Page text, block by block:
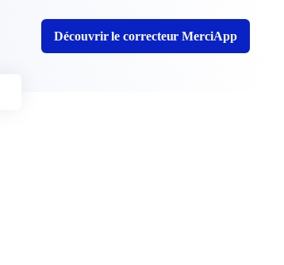
Découvrir le correcteur MerciApp